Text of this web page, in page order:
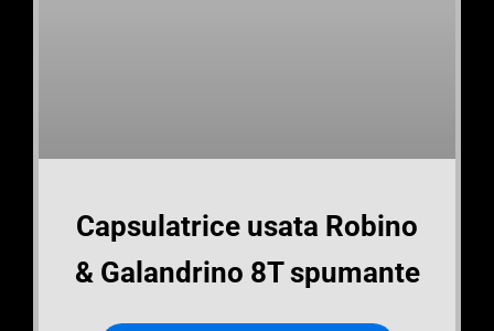
Capsulatrice usata Robino
& Galandrino 8T spumante